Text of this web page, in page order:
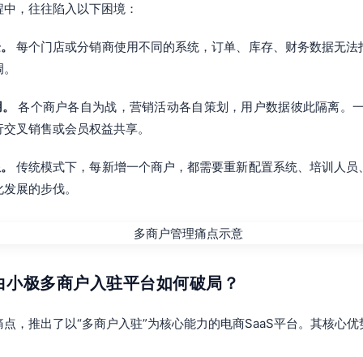
，往往陷入以下困境：
每个门店或分销商使用不同的系统，订单、库存、财务数据无
各个商户各自为战，营销活动各自策划，用户数据彼此隔离。
叉销售或会员权益共享。
传统模式下，每新增一个商户，都需要重新配置系统、培训人
展的步伐。
极多商户入驻平台如何破局？
，推出了以“多商户入驻”为核心能力的电商SaaS平台。其核心